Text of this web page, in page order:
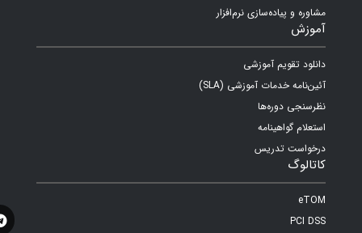
مشاوره و پیاده‌سازی نرم‌افزار
آموزش
دانلود تقویم آموزشی
آئین‌نامه خدمات آموزشی (SLA)
نظرسنجی دوره‌ها
استعلام گواهینامه
درخواست تدریس
کاتالوگ
eTOM
PCI DSS